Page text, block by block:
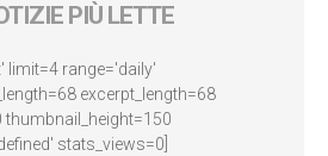
PIÙ LETTE
limit=4 range='daily'
excerpt_length=68
stats_views=0]